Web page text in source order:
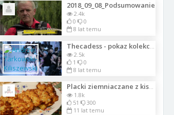
2018_09_08_Podsumowanie
2.4k
0
0
8 lat temu
2.5k
1
0
8 lat temu
Placki ziemniaczane z kiszoną kapustą
1.8k
51
300
11 lat temu